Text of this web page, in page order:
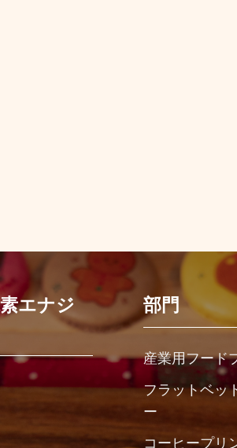
エナジ
部門
産業用フード
フラットベッ
ー
コーヒープリ